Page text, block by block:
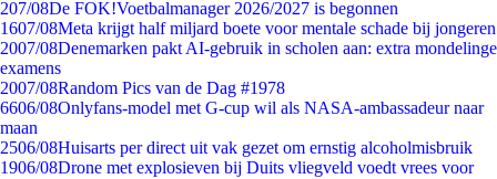
207/08De FOK!Voetbalmanager 2026/2027 is begonnen
1607/08Meta krijgt half miljard boete voor mentale schade bij jongeren
2007/08Denemarken pakt AI-gebruik in scholen aan: extra mondelinge
examens
2007/08Random Pics van de Dag #1978
6606/08Onlyfans-model met G-cup wil als NASA-ambassadeur naar
maan
2506/08Huisarts per direct uit vak gezet om ernstig alcoholmisbruik
1906/08Drone met explosieven bij Duits vliegveld voedt vrees voor